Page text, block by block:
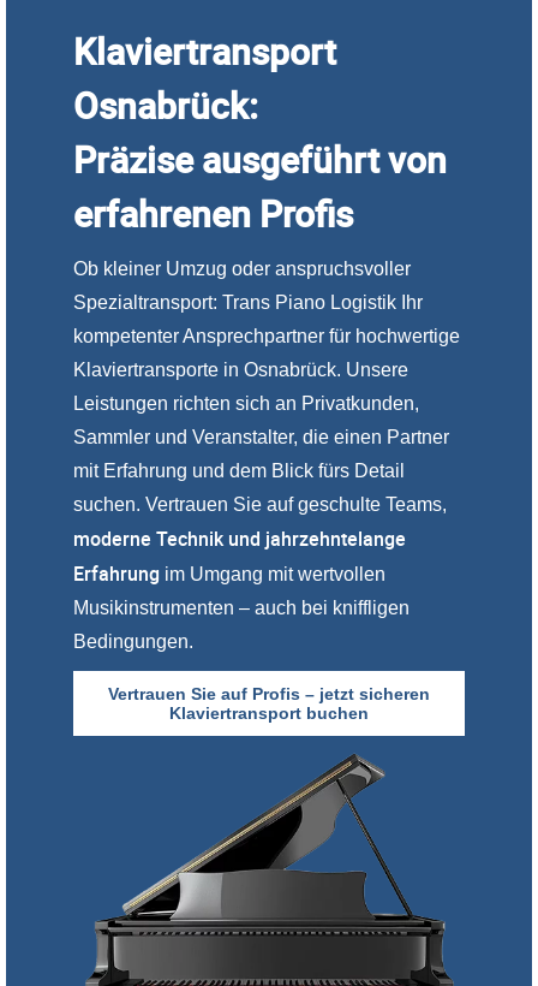
Klaviertransport
Osnabrück:
Präzise ausgeführt von
erfahrenen Profis
Ob kleiner Umzug oder anspruchsvoller
Spezialtransport: Trans Piano Logistik Ihr
kompetenter Ansprechpartner für hochwertige
Klaviertransporte in Osnabrück. Unsere
Leistungen richten sich an Privatkunden,
Sammler und Veranstalter, die einen Partner
mit Erfahrung und dem Blick fürs Detail
suchen. Vertrauen Sie auf geschulte Teams,
moderne Technik und jahrzehntelange
Erfahrung im Umgang mit wertvollen
Musikinstrumenten – auch bei kniffligen
Bedingungen.
Vertrauen Sie auf Profis – jetzt sicheren
Klaviertransport buchen